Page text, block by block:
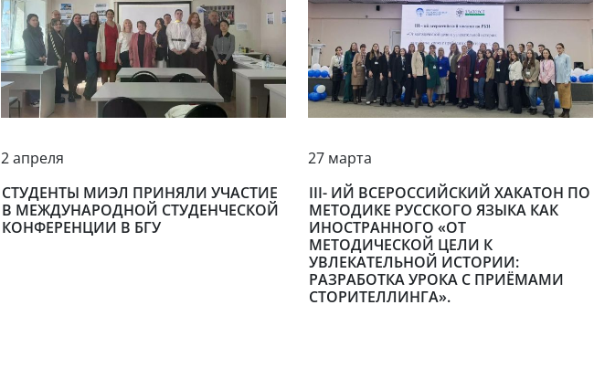
2 апреля
СТУДЕНТЫ МИЭЛ ПРИНЯЛИ УЧАСТИЕ
В МЕЖДУНАРОДНОЙ СТУДЕНЧЕСКОЙ
КОНФЕРЕНЦИИ В БГУ
27 марта
III- ИЙ ВСЕРОССИЙСКИЙ ХАКАТОН ПО
МЕТОДИКЕ РУССКОГО ЯЗЫКА КАК
ИНОСТРАННОГО «ОТ
МЕТОДИЧЕСКОЙ ЦЕЛИ К
УВЛЕКАТЕЛЬНОЙ ИСТОРИИ:
РАЗРАБОТКА УРОКА С ПРИЁМАМИ
СТОРИТЕЛЛИНГА».